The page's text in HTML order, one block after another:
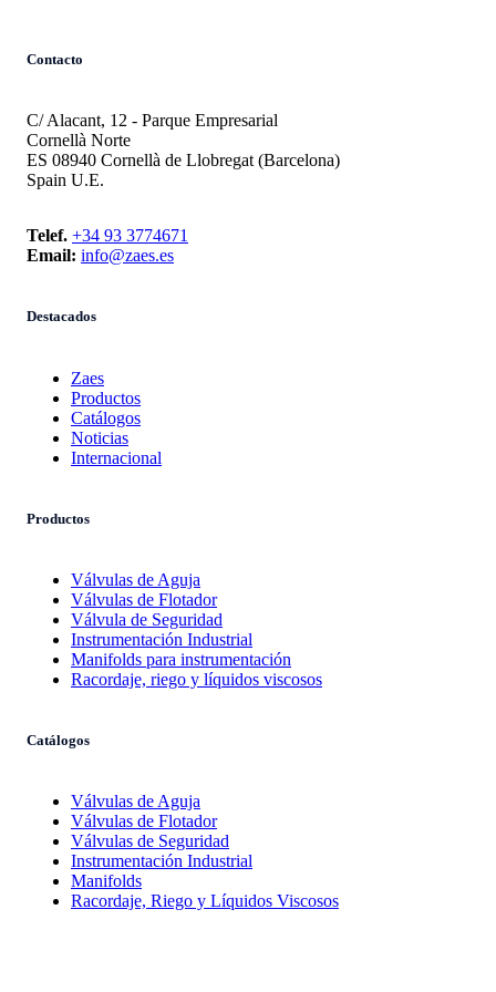
Contacto
C/ Alacant, 12 - Parque Empresarial
Cornellà Norte
ES 08940 Cornellà de Llobregat (Barcelona)
Spain U.E.
Telef. +34 93 3774671
Email: info@zaes.es
Destacados
Zaes
Productos
Catálogos
Noticias
Internacional
Productos
Válvulas de Aguja
Válvulas de Flotador
Válvula de Seguridad
Instrumentación Industrial
Manifolds para instrumentación
Racordaje, riego y líquidos viscosos
Catálogos
Válvulas de Aguja
Válvulas de Flotador
Válvulas de Seguridad
Instrumentación Industrial
Manifolds
Racordaje, Riego y Líquidos Viscosos